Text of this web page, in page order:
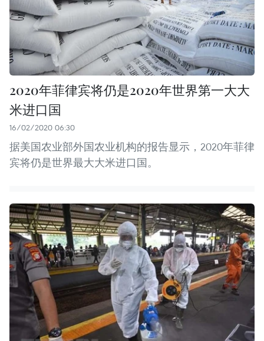
2020年菲律宾将仍是2020年世界第一大大
米进口国
16/02/2020 06:30
据美国农业部外国农业机构的报告显示，2020年菲律
宾将仍是世界最大大米进口国。